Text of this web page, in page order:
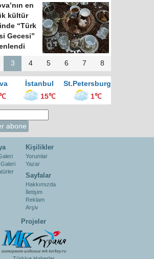
en
kültür
“Türk
Gecesi”
3 4 5 6 7 8
İstanbul
St.Petersburg
15℃ 1℃
Kişilikler
Yorumlar
Yazar
Sayfalar
Hakkımızda
İletişim
Reklam
Arşiv
Projeler